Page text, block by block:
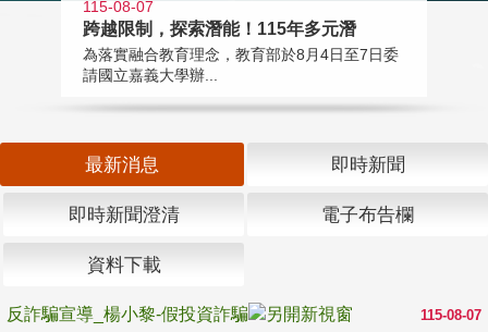
115-08-07
跨越限制，探索潛能！115年多元潛
為落實融合教育理念，教育部於8月4日至7日委
請國立嘉義大學辦...
最新消息 即時新聞
即時新聞澄清 電子布告欄
資料下載
115-08-07
反詐騙宣導_楊小黎-假投資詐騙